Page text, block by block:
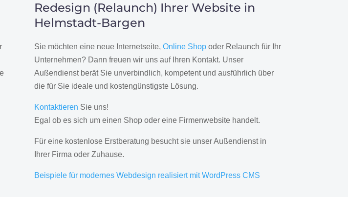
Redesign (Relaunch) Ihrer Website in
Helmstadt-Bargen
Sie möchten eine neue Internetseite, Online Shopoder Relaunch für Ihr
Unternehmen? Dann freuen wir uns auf Ihren Kontakt. Unser
Außendienst berät Sie unverbindlich, kompetent und ausführlich über
die für Sie ideale und kostengünstigste Lösung.
Kontaktieren Sie uns!
Egal ob es sich um einen Shop oder eine Firmenwebsite handelt.
Für eine kostenlose Erstberatung besucht sie unser Außendienst in
Ihrer Firma oder Zuhause.
Beispiele für modernes Webdesign realisiert mit WordPress CMS